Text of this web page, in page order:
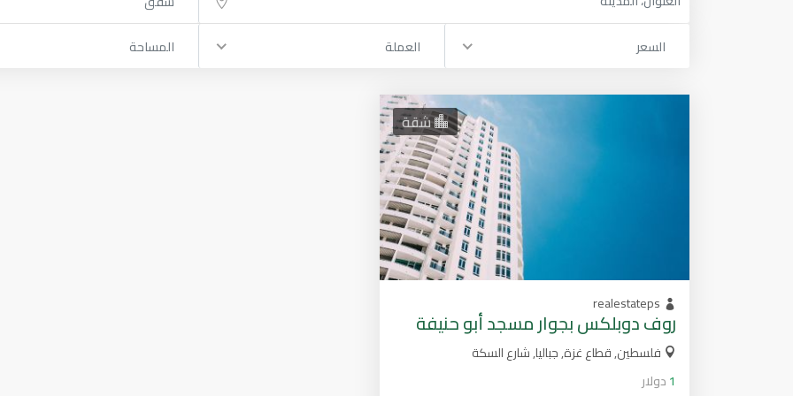
السعر
العملة المساحة
شقة
realestateps
روف دوبلكس بجوار مسجد أبو حنيفة
فلسطين, قطاع غزة, جباليا, شارع السكة
1دولار